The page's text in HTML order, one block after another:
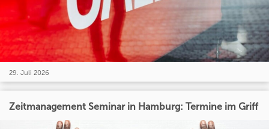
29. Juli 2026
Zeitmanagement Seminar in Hamburg: Termine im Griff